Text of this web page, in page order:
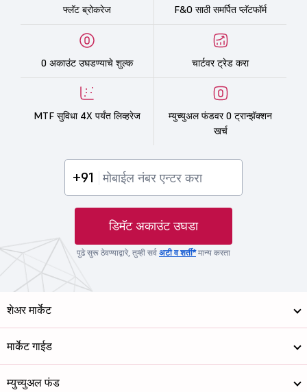
फ्लॅट ब्रोकरेज F&O साठी समर्पित प्लॅटफॉर्म
0 अकाउंट उघडण्याचे शुल्क चार्टवर ट्रेड करा
MTF सुविधा 4X पर्यंत लिव्हरेज
म्युच्युअल फंडवर 0 ट्रान्झॅक्शन
खर्च
+91
डिमॅट अकाउंट उघडा
पुढे सुरू ठेवण्याद्वारे, तुम्ही सर्व अटी व शर्ती*मान्य करता
शेअर मार्केट
मार्केट गाईड
म्युच्युअल फंड